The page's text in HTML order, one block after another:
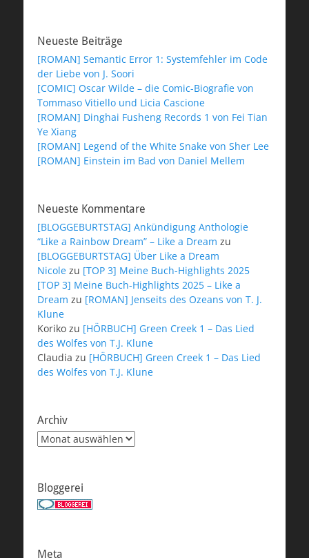
Neueste Beiträge
[ROMAN] Semantic Error 1: Systemfehler im Code
der Liebe von J. Soori
[COMIC] Oscar Wilde – die Comic-Biografie von
Tommaso Vitiello und Licia Cascione
[ROMAN] Dinghai Fusheng Records 1 von Fei Tian
Ye Xiang
[ROMAN] Legend of the White Snake von Sher Lee
[ROMAN] Einstein im Bad von Daniel Mellem
Neueste Kommentare
[BLOGGEBURTSTAG] Ankündigung Anthologie
“Like a Rainbow Dream” – Like a Dream zu
[BLOGGEBURTSTAG] Über Like a Dream
Nicole zu [TOP 3] Meine Buch-Highlights 2025
[TOP 3] Meine Buch-Highlights 2025 – Like a
Dream zu [ROMAN] Jenseits des Ozeans von T. J.
Klune
Koriko zu [HÖRBUCH] Green Creek 1 – Das Lied
des Wolfes von T.J. Klune
Claudia zu [HÖRBUCH] Green Creek 1 – Das Lied
des Wolfes von T.J. Klune
Archiv
Archiv
Bloggerei
Meta